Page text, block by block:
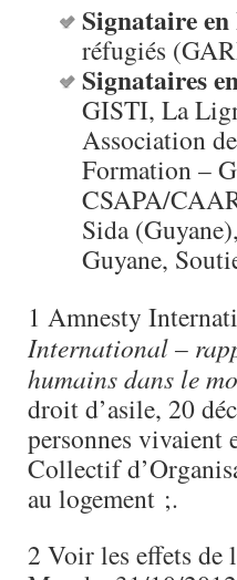
Signataire
réfugiés
Signataires
GISTI, La
Association
Formation –
CSAPA/
Sida
Guyane,
1 Amnesty
International –
humains dans le
droit d’asile, 20
personnes vivaient
Collectif
au logement ;.
2 Voir les effets de